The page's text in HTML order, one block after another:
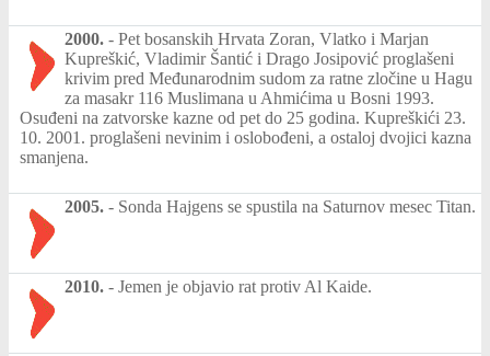
2000. - Pet bosanskih Hrvata Zoran, Vlatko i Marjan
Kupreškić, Vladimir Šantić i Drago Josipović proglašeni
krivim pred Međunarodnim sudom za ratne zločine u Hagu
za masakr 116 Muslimana u Ahmićima u Bosni 1993.
Osuđeni na zatvorske kazne od pet do 25 godina. Kupreškići 23.
10. 2001. proglašeni nevinim i oslobođeni, a ostaloj dvojici kazna
smanjena.
2005. - Sonda Hajgens se spustila na Saturnov mesec Titan.
2010. - Jemen je objavio rat protiv Al Kaide.